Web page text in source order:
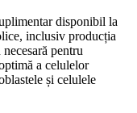
disponibil la
inclusiv producția
pentru
a celulelor
și celulele